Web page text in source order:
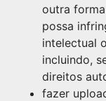
outra
possa
intelectual
incluindo,
direitos
fazer